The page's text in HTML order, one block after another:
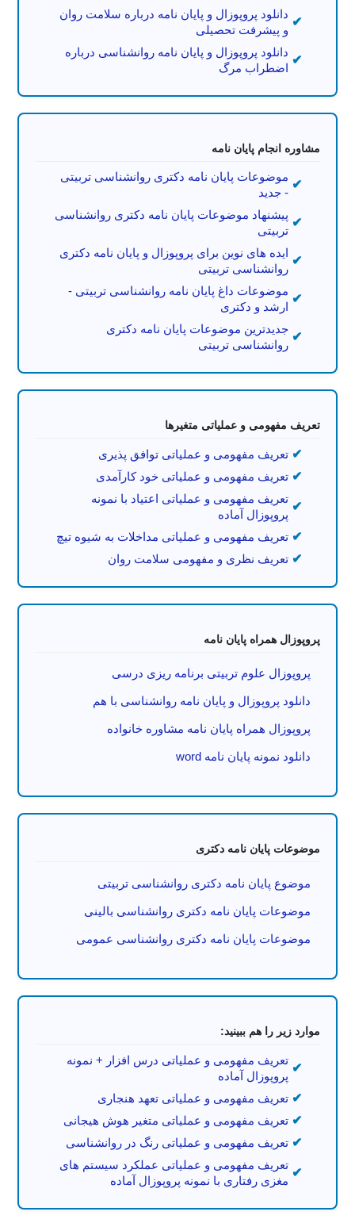
دانلود پروپوزال و پایان نامه درباره سلامت روان
و پیشرفت تحصیلی
دانلود پروپوزال و پایان نامه روانشناسی درباره
اضطراب مرگ
مشاوره انجام پایان نامه
موضوعات پایان نامه دکتری روانشناسی تربیتی
- جدید
پیشنهاد موضوعات پایان نامه دکتری روانشناسی
تربیتی
ایده های نوین برای پروپوزال و پایان نامه دکتری
روانشناسی تربیتی
موضوعات داغ پایان نامه روانشناسی تربیتی -
ارشد و دکتری
جدیدترین موضوعات پایان نامه دکتری
روانشناسی تربیتی
تعریف مفهومی و عملیاتی متغیرها
تعریف مفهومی و عملیاتی توافق پذیری
تعریف مفهومی و عملیاتی خود کارآمدی
تعریف مفهومی و عملیاتی اعتیاد با نمونه
پروپوزال آماده
تعریف مفهومی و عملیاتی مداخلات به شیوه تیچ
تعریف نظری و مفهومی سلامت روان
پروپوزال همراه پایان نامه
پروپوزال علوم تربیتی برنامه ریزی درسی
دانلود پروپوزال و پایان نامه روانشناسی با هم
پروپوزال همراه پایان نامه مشاوره خانواده
دانلود نمونه پایان نامه word
موضوعات پایان نامه دکتری
موضوع پایان نامه دکتری روانشناسی تربیتی
موضوعات پایان نامه دکتری روانشناسی بالینی
موضوعات پایان نامه دکتری روانشناسی عمومی
موارد زیر را هم ببینید:
تعریف مفهومی و عملیاتی درس افزار + نمونه
پروپوزال آماده
تعریف مفهومی و عملیاتی تعهد هنجاری
تعریف مفهومی و عملیاتی متغیر هوش هیجانی
تعریف مفهومی و عملیاتی رنگ در روانشناسی
تعریف مفهومی و عملیاتی عملکرد سیستم های
مغزی رفتاری با نمونه پروپوزال آماده